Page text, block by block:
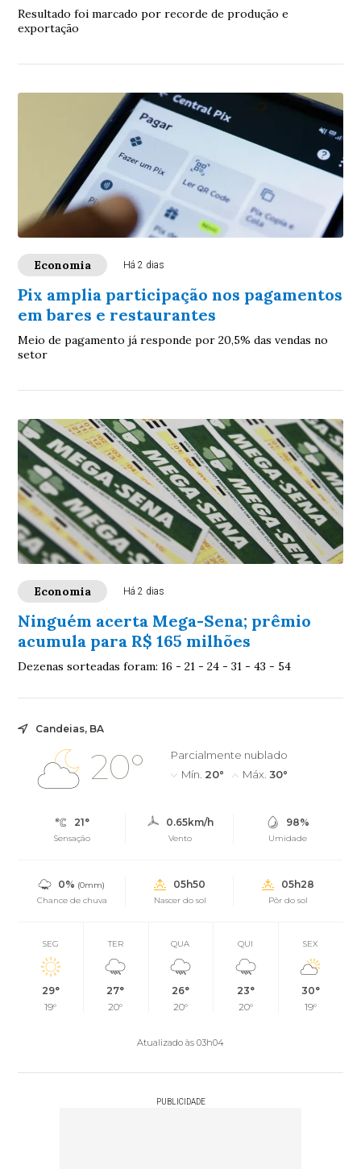
Resultado foi marcado por recorde de produção e
exportação
Economia Há 2 dias
Pix amplia participação nos pagamentos
em bares e restaurantes
Meio de pagamento já responde por 20,5% das vendas no
setor
Economia Há 2 dias
Ninguém acerta Mega-Sena; prêmio
acumula para R$ 165 milhões
Dezenas sorteadas foram: 16 - 21 - 24 - 31 - 43 - 54
Candeias, BA
20°
Parcialmente nublado
Mín. 20° Máx. 30°
21°
Sensação
0.65km/h
Vento
98%
Umidade
0% (0mm)
Chance de chuva
05h50
Nascer do sol
05h28
Pôr do sol
SEG
29°
19°
TER
27°
20°
QUA
26°
20°
QUI
23°
20°
SEX
30°
19°
Atualizado às 03h04
PUBLICIDADE